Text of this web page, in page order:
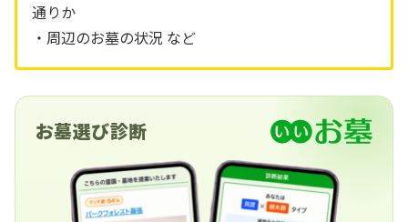
通りか
・周辺のお墓の状況 など
お墓選び診断